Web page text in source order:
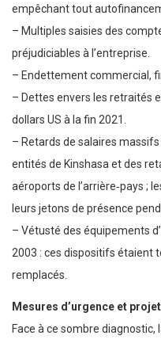
empêchant tout
– Multiples saisies des
préjudiciables à l’entreprise.
– Endettement commercial,
– Dettes envers les retraités
dollars US à la fin 2021.
– Retards de salaires
entités de Kinshasa et des
aéroports de l’arrière‑pays ;
leurs jetons de présence
– Vétusté des équipements
2003 : ces dispositifs étaient
remplacés.
Mesures d’urgence et
Face à ce sombre diagnostic,